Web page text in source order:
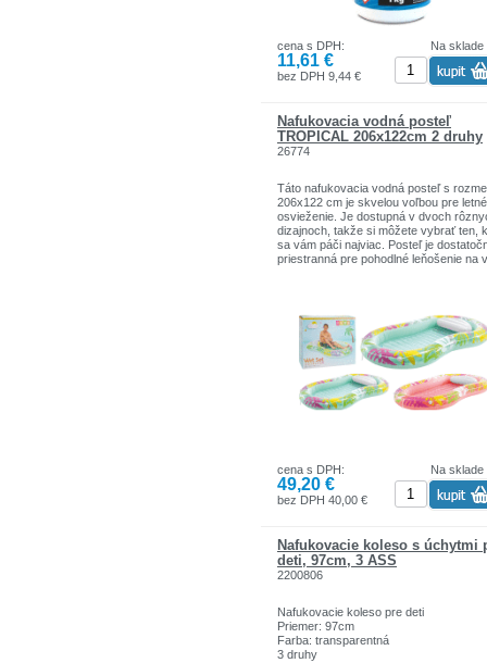
Na sklade
cena s DPH:
11,61 €
bez DPH 9,44 €
Nafukovacia vodná posteľ
TROPICAL 206x122cm 2 druhy
26774
Táto nafukovacia vodná posteľ s
206x122 cm je skvelou voľbou pre letné
osvieženie. Je dostupná v dvoch
dizajnoch, takže si môžete vybrať ten,
sa vám páči najviac. Posteľ je
priestranná pre pohodlné leňošenie na
Na sklade
cena s DPH:
49,20 €
bez DPH 40,00 €
Nafukovacie koleso s úchytmi
deti, 97cm, 3 ASS
2200806
Nafukovacie koleso pre deti
Priemer: 97cm
Farba: transparentná
3 druhy